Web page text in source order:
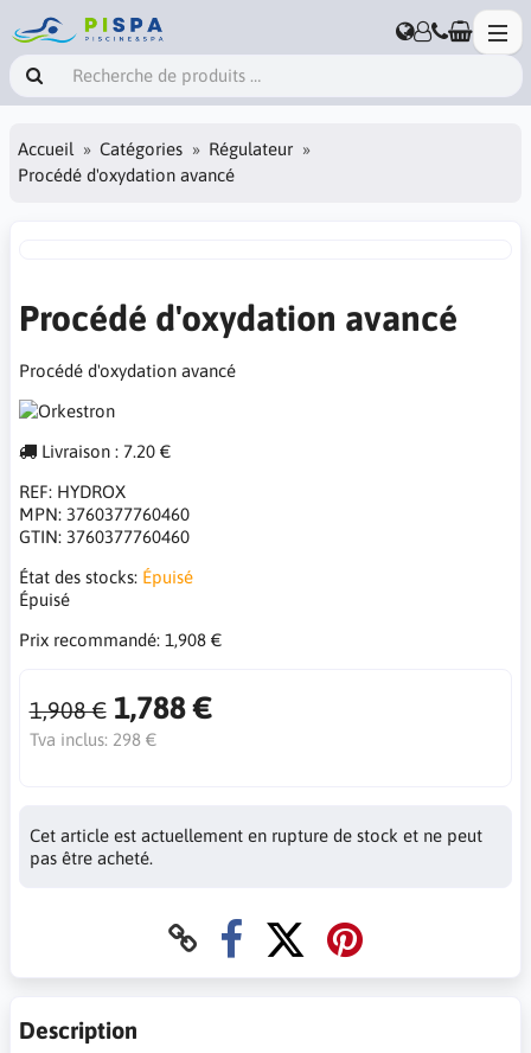
Accueil Catégories
Régulateur
Procédé d'oxydation avancé
Procédé d'oxydation avancé
Procédé d'oxydation avancé
Livraison : 7.20 €
REF: HYDROX
MPN: 3760377760460
GTIN: 3760377760460
État des stocks: Épuisé
Épuisé
Prix ​​recommandé: 1,908 €
1,908 € 1,788 €
Tva inclus: 298 €
Cet article est actuellement en rupture de stock et ne peut
pas être acheté.
Description